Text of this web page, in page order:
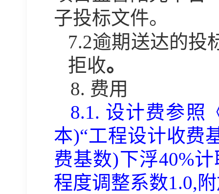
子投标文件。
7.2逾期送达的投
拒收。
8. 费用
8.1. 设计费参照
本)“工程设计收费
费基数)下浮40%
程度调整系数1.0,